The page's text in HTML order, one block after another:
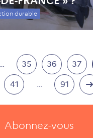
durable
… 35 36 37
41 … 91
Abonnez-vous